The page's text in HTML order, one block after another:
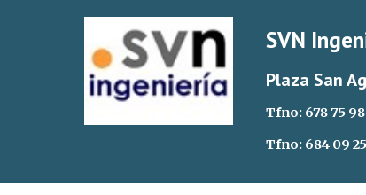
SVN
Plaza San
Tfno: 678 75
Tfno: 684 09